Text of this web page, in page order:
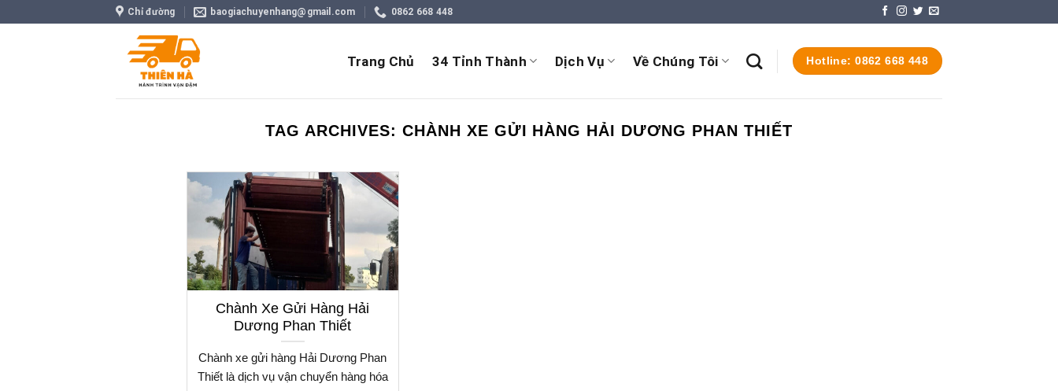
Chỉ đường baogiachuyenhang@gmail.com 0862 668 448
Trang Chủ 34 Tỉnh Thành Dịch Vụ Về Chúng Tôi Hotline: 0862 668 448
TAG ARCHIVES: CHÀNH XE GỬI HÀNG HẢI DƯƠNG PHAN THIẾT
Chành Xe Gửi Hàng Hải
Dương Phan Thiết
Chành xe gửi hàng Hải Dương Phan
Thiết là dịch vụ vận chuyển hàng hóa